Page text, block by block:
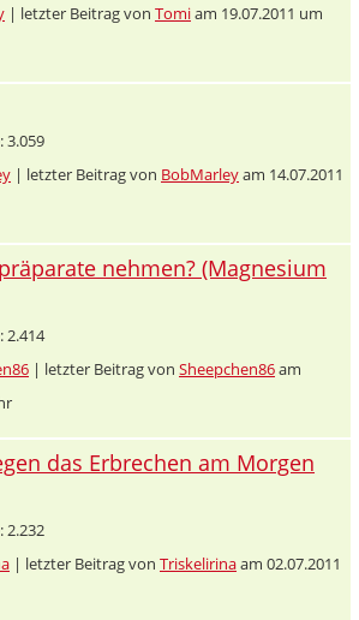
| letzter Beitrag von Tomiam 19.07.2011 um
| letzter Beitrag von BobMarleyam 14.07.2011
nehmen? (Magnesium
| letzter Beitrag von Sheepchen86am
das Erbrechen am Morgen
| letzter Beitrag von Triskelirinaam 02.07.2011